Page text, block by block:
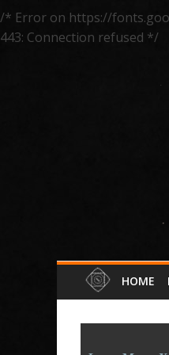
/* Error on https://
443: Connection refused */
HOME